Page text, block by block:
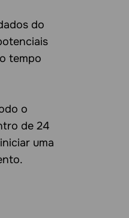
do
tempo
o
de 24
uma